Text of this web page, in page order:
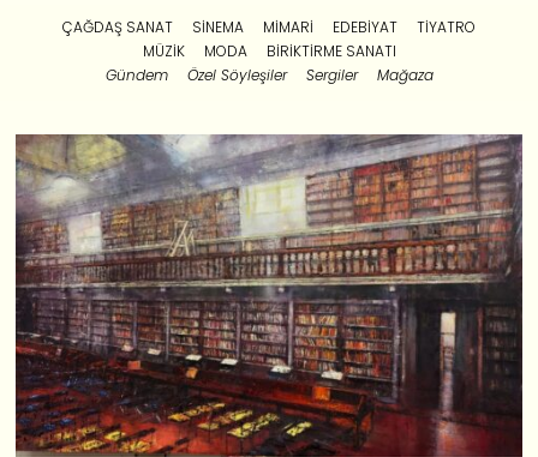
ÇAĞDAŞ SANAT SINEMA MIMARI EDEBIYAT
TIYATRO
MÜZIK
MODA
BIRIKTIRME SANATI
Gündem
Özel Söyleşiler Sergiler Mağaza